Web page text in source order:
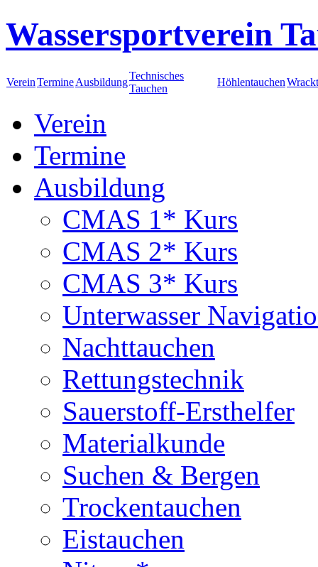
Wassersportverein
VereinTermineAusbildung
Technisches
Tauchen
Höhlentauchen
Verein
Termine
Ausbildung
CMAS 1* Kurs
CMAS 2* Kurs
CMAS 3* Kurs
Unterwasser
Nachttauchen
Rettungstechnik
Sauerstoff-Ersthelfer
Materialkunde
Suchen & Bergen
Trockentauchen
Eistauchen